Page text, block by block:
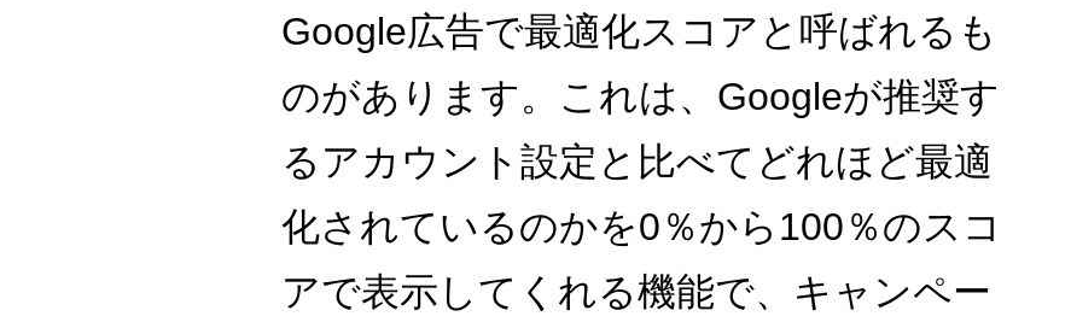
Google広告で最適化スコアと呼ばれるも
のがあります。これは、 Googleが推奨す
るアカウント設定と比べてどれほど最適
化されているのかを0％から 100％のスコ
アで表示してくれる機能で、キャンペー